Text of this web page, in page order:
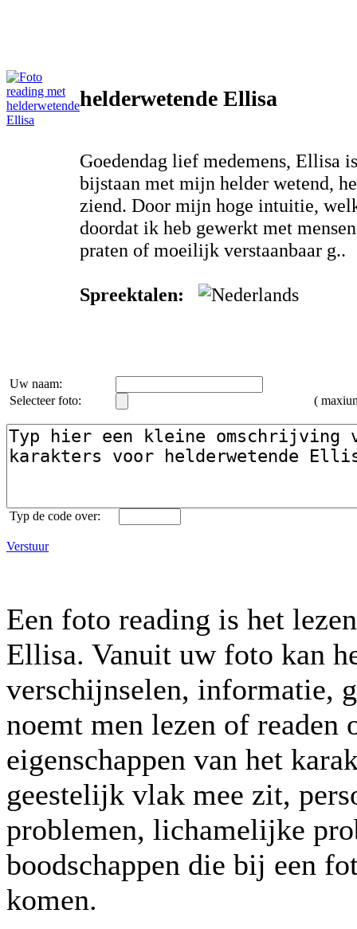
helderwetende Ellisa
Goedendag lief medemens, Ellisa
bijstaan met mijn helder wetend,
ziend. Door mijn hoge intuitie,
doordat ik heb gewerkt met
praten of moeilijk verstaanbaar g..
Spreektalen:
Uw naam:
Selecteer foto:
(
Typ de code over:
Verstuur
Een foto reading is het
Ellisa. Vanuit uw foto kan
verschijnselen, informatie,
noemt men lezen of readen
eigenschappen van het
geestelijk vlak mee zit,
problemen, lichamelijke
boodschappen die bij een
komen.